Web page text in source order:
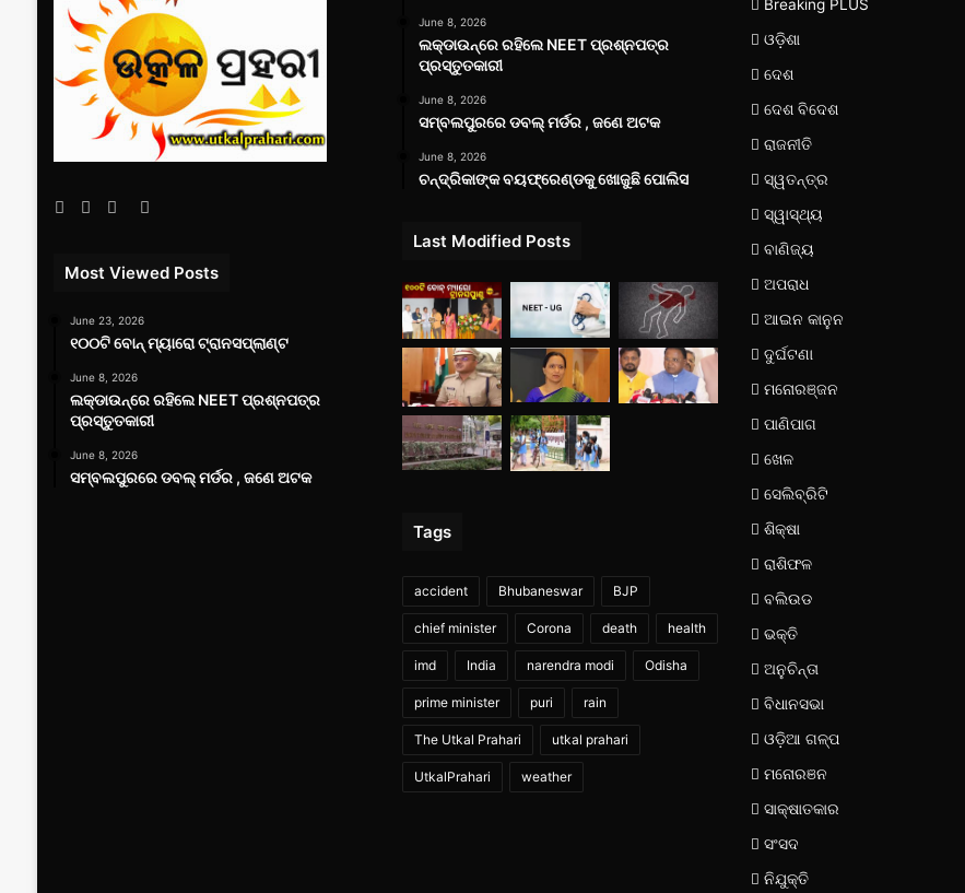
Facebook
TwitterYouTube
Most Viewed Posts
June 23, 2026
୧୦୦ଟି ବୋନ୍ ମ୍ୟାରୋ ଟ୍ରାନସପ୍ଲାଣ୍ଟ
June 8, 2026
ଲକ୍‌ଡାଉନ୍‌ରେ ରହିଲେ NEET ପ୍ରଶ୍ନପତ୍ର
ପ୍ରସ୍ତୁତକାରୀ
June 8, 2026
ସମ୍ବଲପୁରରେ ଡବଲ୍ ମର୍ଡର , ଜଣେ ଅଟକ
June 8, 2026
ଲକ୍‌ଡାଉନ୍‌ରେ ରହିଲେ NEET ପ୍ରଶ୍ନପତ୍ର
ପ୍ରସ୍ତୁତକାରୀ
June 8, 2026
ସମ୍ବଲପୁରରେ ଡବଲ୍ ମର୍ଡର , ଜଣେ ଅଟକ
June 8, 2026
ଚନ୍ଦ୍ରିକାଙ୍କ ବୟଫ୍ରେଣ୍ଡକୁ ଖୋଜୁଛି ପୋଲିସ
Last Modified Posts
Tags
accident Bhubaneswar BJP
chief minister Corona death health
imd India narendra modi Odisha
prime minister puri rain
The Utkal Prahari utkal prahari
UtkalPrahari weather
Breaking PLUS
ଓଡ଼ିଶା
ଦେଶ
ଦେଶ ବିଦେଶ
ରାଜନୀତି
ସ୍ୱତନ୍ତ୍ର
ସ୍ୱାସ୍ଥ୍ୟ
ବାଣିଜ୍ୟ
ଅପରାଧ
ଆଇନ କାନୁନ
ଦୁର୍ଘଟଣା
ମନୋରଞ୍ଜନ
ପାଣିପାଗ
ଖେଳ
ସେଲିବ୍ରିଟି
ଶିକ୍ଷା
ରାଶିଫଳ
ବଲିଉଡ
ଭକ୍ତି
ଅନୁଚିନ୍ତା
ବିଧାନସଭା
ଓଡ଼ିଆ ଗଳ୍ପ
ମନୋରଞନ
ସାକ୍ଷାତକାର
ସଂସଦ
ନିଯୁକ୍ତି